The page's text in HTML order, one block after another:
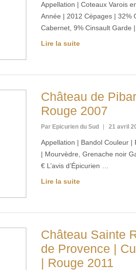
Appellation | Coteaux Varois
Année | 2012 Cépages | 32%
Cabernet, 9% Cinsault Garde
Lire la suite
Château de
Rouge 2007
Par Epicurien du Sud 21 avril
Appellation | Bandol Couleur |
| Mourvèdre, Grenache noir
€ L’avis d’Épicurien …
Lire la suite
Château Sainte
de Provence |
| Rouge 2011